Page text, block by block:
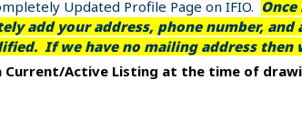
Updated Profile Page on IFIO.
add your address, phone number,
If we have no mailing address
Current/Active Listing at the time of